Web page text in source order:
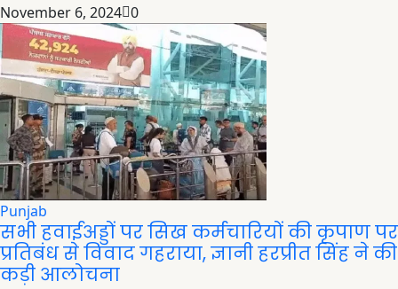
November 6, 2024 0
Punjab
सभी हवाईअड्डों पर सिख कर्मचारियों की कृपाण पर
प्रतिबंध से विवाद गहराया, ज्ञानी हरप्रीत सिंह ने की
कड़ी आलोचना